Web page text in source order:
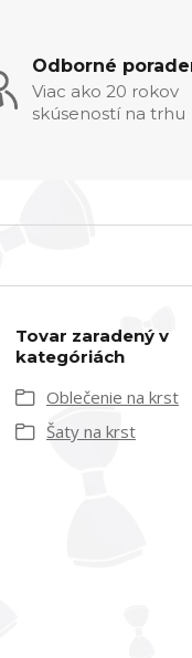
Odborné
Viac ako 20 rokov
skúseností na trhu
Tovar zaradený v
kategóriách
Oblečenie na krst
Šaty na krst